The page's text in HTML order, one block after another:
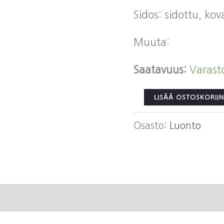
Sidos: sidottu,
Muuta:
Saatavuus:
Sunila,
J.
E.:
määrä
LISÄÄ OSTOSKORIIN
Osasto: Luonto